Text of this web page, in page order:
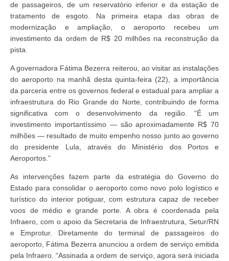
de passageiros, de um reservatório inferior e da estação de
tratamento de esgoto. Na primeira etapa das obras de
modernização e ampliação, o aeroporto recebeu um
investimento da ordem de R$ 20 milhões na reconstrução da
pista.
A governadora Fátima Bezerra reiterou, ao visitar as instalações
do aeroporto na manhã desta quinta-feira (22), a importância
da parceria entre os governos federal e estadual para ampliar a
infraestrutura do Rio Grande do Norte, contribuindo de forma
significativa com o desenvolvimento da região. “É um
investimento importantíssimo — são aproximadamente R$ 70
milhões — resultado de muito empenho nosso junto ao governo
do presidente Lula, através do Ministério dos Portos e
Aeroportos.”
As intervenções fazem parte da estratégia do Governo do
Estado para consolidar o aeroporto como novo polo logístico e
turístico do interior potiguar, com estrutura capaz de receber
voos de médio e grande porte. A obra é coordenada pela
Infraero, com o apoio da Secretaria de Infraestrutura, Setur/RN
e Emprotur. Diretamente do terminal de passageiros do
aeroporto, Fátima Bezerra anunciou a ordem de serviço emitida
pela Infraero. “Assinada a ordem de serviço, agora será iniciada